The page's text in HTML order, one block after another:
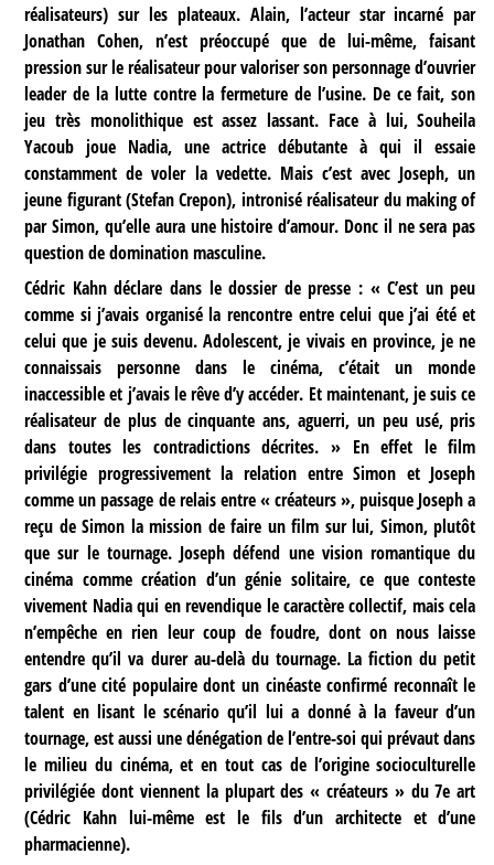
réalisateurs) sur les plateaux. Alain, l’acteur star incarné par
Jonathan Cohen, n’est préoccupé que de lui-même, faisant
pression sur le réalisateur pour valoriser son personnage d’ouvrier
leader de la lutte contre la fermeture de l’usine. De ce fait, son
jeu très monolithique est assez lassant. Face à lui, Souheila
Yacoub joue Nadia, une actrice débutante à qui il essaie
constamment de voler la vedette. Mais c’est avec Joseph, un
jeune figurant (Stefan Crepon), intronisé réalisateur du making of
par Simon, qu’elle aura une histoire d’amour. Donc il ne sera pas
question de domination masculine.
Cédric Kahn déclare dans le dossier de presse : « C’est un peu
comme si j’avais organisé la rencontre entre celui que j’ai été et
celui que je suis devenu. Adolescent, je vivais en province, je ne
connaissais personne dans le cinéma, c’était un monde
inaccessible et j’avais le rêve d’y accéder. Et maintenant, je suis ce
réalisateur de plus de cinquante ans, aguerri, un peu usé, pris
dans toutes les contradictions décrites. » En effet le film
privilégie progressivement la relation entre Simon et Joseph
comme un passage de relais entre « créateurs », puisque Joseph a
reçu de Simon la mission de faire un film sur lui, Simon, plutôt
que sur le tournage. Joseph défend une vision romantique du
cinéma comme création d’un génie solitaire, ce que conteste
vivement Nadia qui en revendique le caractère collectif, mais cela
n’empêche en rien leur coup de foudre, dont on nous laisse
entendre qu’il va durer au-delà du tournage. La fiction du petit
gars d’une cité populaire dont un cinéaste confirmé reconnaît le
talent en lisant le scénario qu’il lui a donné à la faveur d’un
tournage, est aussi une dénégation de l’entre-soi qui prévaut dans
le milieu du cinéma, et en tout cas de l’origine socioculturelle
privilégiée dont viennent la plupart des « créateurs » du 7e art
(Cédric Kahn lui-même est le fils d’un architecte et d’une
pharmacienne).